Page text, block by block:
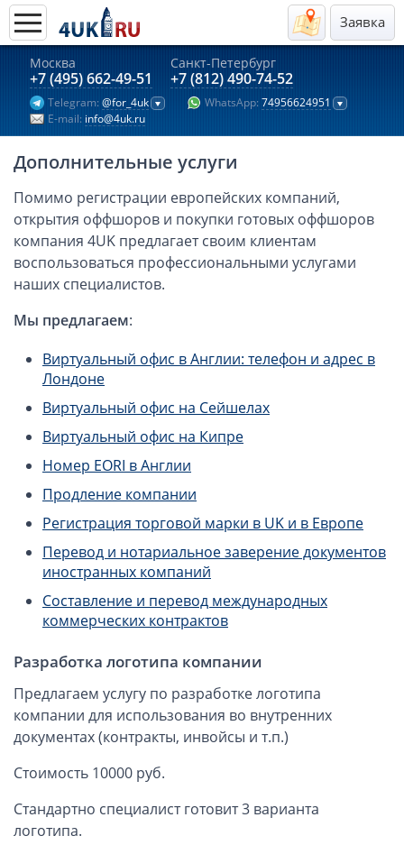
Заявка
Москва
+7 (495) 662-49-51
Санкт-Петербург
+7 (812) 490-74-52
Telegram: @for_4uk WhatsApp: 74956624951
E-mail: info@4uk.ru
Актуальные предложения 2026
Компании в Гонконге
Английские компании LTD
Киргизия (компания и счёт)
Компании в Китае
Kомпания в Канаде с лицензией MSB
Казахстан (компания и счёт)
Открытие счета в банках Казахстана
Платежная система Великобритании
Платежная система Маврикия
Платежная система Казахстана
ОАЭ, Дубай (компания и счёт)
ОАЭ, Аджман (компания и счёт)
Оффшоры в Панаме
Оффшоры на Сейшелах
Турция (компания и счёт)
Счёт и карта в Турции для физлиц
Cчёт в Турции для компании
Счёт и карта в Киргизии для физлиц
Гражданство Вануату
Гражданство Сьерра-Леоне
Европейские и резидентные компании
Английские партнерства LLP
Ирландские партнерства LP
Компании в Сингапуре
Компании на Кипре
Дополнительные услуги
Помимо регистрации европейских компаний,
открытия оффшоров и покупки готовых оффшоров
компания 4UK предлагает своим клиентам
воспользоваться профессиональными услугами
наших специалистов.
Мы предлагаем:
Виртуальный офис в Англии: телефон и адрес в
Лондоне
Виртуальный офис на Сейшелах
Виртуальный офис на Кипре
Номер EORI в Англии
Продление компании
Регистрация торговой марки в UK и в Европе
Перевод и нотариальное заверение документов
иностранных компаний
Составление и перевод международных
коммерческих контрактов
Разработка логотипа компании
Предлагаем услугу по разработке логотипа
компании для использования во внутренних
документах (контракты, инвойсы и т.п.)
Стоимость 10000 руб.
Стандартно специалист готовит 3 варианта
логотипа.